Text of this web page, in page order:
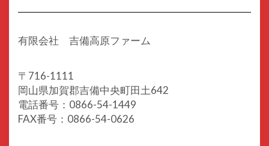
有限会社 吉備高原ファーム
〒716-1111
岡山県加賀郡吉備中央町田土642
電話番号：0866-54-1449
FAX番号：0866-54-0626